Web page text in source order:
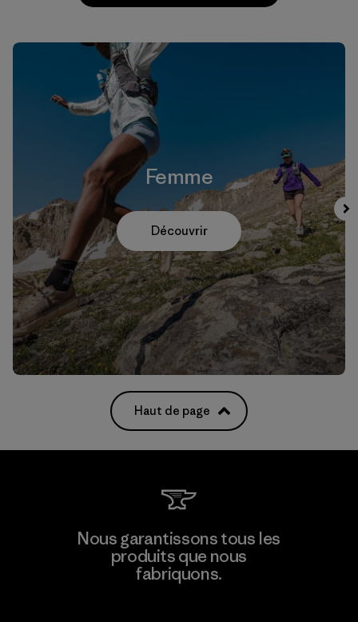
Femme
Découvrir
Haut de page
Nous garantissons tous les
produits que nous
fabriquons.